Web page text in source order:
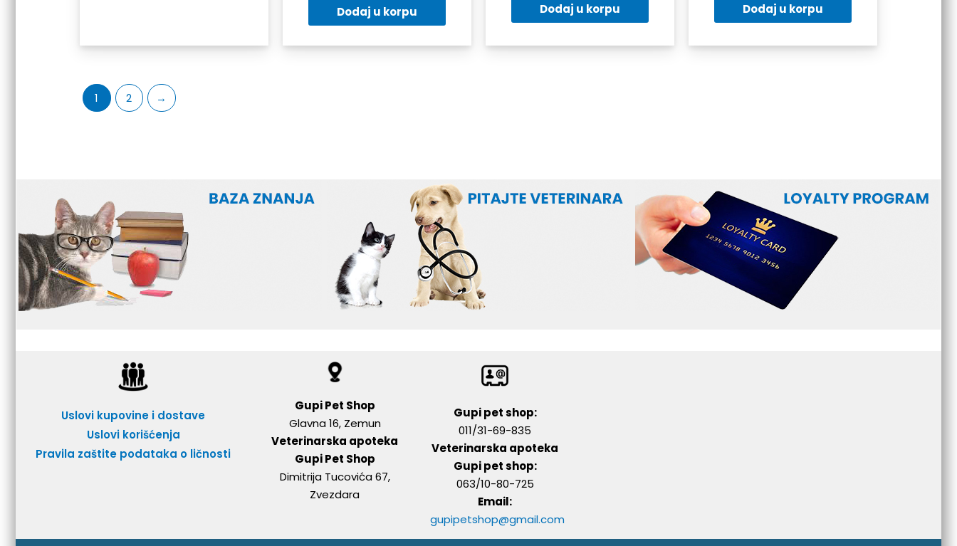
Dodaj u korpu Dodaj u korpu Dodaj u korpu
1 2 →
Uslovi kupovine i dostave
Uslovi korišćenja
Pravila zaštite podataka o ličnosti
Gupi Pet Shop
Glavna 16, Zemun
Veterinarska apoteka
Gupi Pet Shop
Dimitrija Tucovića 67,
Zvezdara
Gupi pet shop:
011/31-69-835
Veterinarska apoteka
Gupi pet shop:
063/10-80-725
Email:
gupipetshop@gmail.com